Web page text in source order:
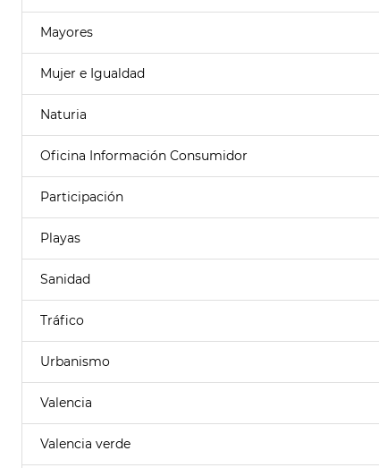
Mayores
Mujer e Igualdad
Naturia
Oficina Información Consumidor
Participación
Playas
Sanidad
Tráfico
Urbanismo
Valencia
Valencia verde